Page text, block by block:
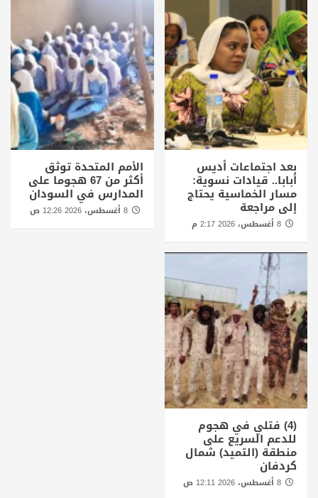
بعد اجتماعات أديس
أبابا.. قيادات نسوية:
مسار الخماسية يحتاج
إلى مراجعة
الأمم المتحدة توثق
أكثر من 67 هجوما على
المدارس في السودان
8 أغسطس، 2026 12:26 ص
(4) فتلي في هجوم
للدعم السريع على
منطقة (التميد) شمال
كردفان